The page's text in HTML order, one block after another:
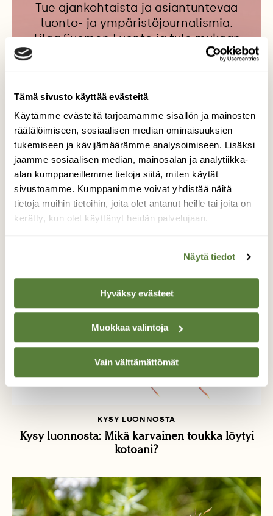
Tämä sivusto käyttää evästeitä
Käytämme evästeitä tarjoamamme sisällön ja mainosten
räätälöimiseen, sosiaalisen median ominaisuuksien
tukemiseen ja kävijämäärämme analysoimiseen. Lisäksi
jaamme sosiaalisen median, mainosalan ja analytiikka-
alan kumppaneillemme tietoja siitä, miten käytät
sivustoamme. Kumppanimme voivat yhdistää näitä
tietoja muihin tietoihin, joita olet antanut heille tai joita on
kerätty, kun olet käyttänyt heidän palvelujaan.
Näytä tiedot
Hyväksy evästeet
Muokkaa valintoja
Vain välttämättömät
Tue ajankohtaista ja asiantuntevaa
luonto- ja ympäristöjournalismia.
Tilaa Suomen Luonto ja tule mukaan
luonnonystävien joukkoon!
Tilaa nyt!
Lisää aiheesta
KYSY LUONNOSTA
Kysy luonnosta: Mikä karvainen toukka löytyi
kotoani?